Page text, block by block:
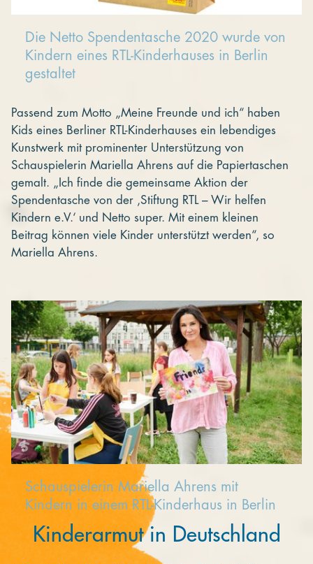
Die Netto Spendentasche 2020 wurde von
Kindern eines RTL-Kinderhauses in Berlin
gestaltet
Passend zum Motto „Meine Freunde und ich“ haben
Kids eines Berliner RTL-Kinderhauses ein lebendiges
Kunstwerk mit prominenter Unterstützung von
Schauspielerin Mariella Ahrens auf die Papiertaschen
gemalt. „Ich finde die gemeinsame Aktion der
Spendentasche von der ,Stiftung RTL – Wir helfen
Kindern e.V.‘ und Netto super. Mit einem kleinen
Beitrag können viele Kinder unterstützt werden“, so
Mariella Ahrens.
Schauspielerin Mariella Ahrens mit
Kindern in einem RTL-Kinderhaus in Berlin
Kinderarmut in Deutschland